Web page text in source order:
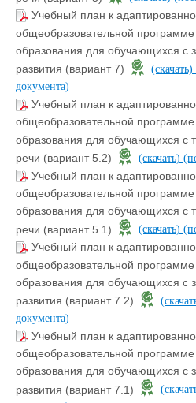
Учебный план к
общеобразовательной
образования для обучающихся с
развития (вариант 7)
(скачать)
документа)
Учебный план к
общеобразовательной
образования для обучающихся
речи (вариант 5.2)
(скачать)
Учебный план к
общеобразовательной
образования для обучающихся
речи (вариант 5.1)
(скачать)
Учебный план к
общеобразовательной
образования для обучающихся с
развития (вариант 7.2)
документа)
Учебный план к
общеобразовательной
образования для обучающихся с
развития (вариант 7.1)